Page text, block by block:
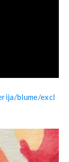
blume/excl